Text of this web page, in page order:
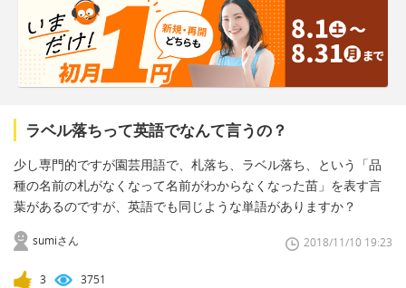
ラベル落ちって英語でなんて言うの？
少し専門的ですが園芸用語で、札落ち、ラベル落ち、という「品
種の名前の札がなくなって名前がわからなくなった苗」を表す言
葉があるのですが、英語でも同じような単語がありますか？
sumiさん 2018/11/10 19:23
3 3751